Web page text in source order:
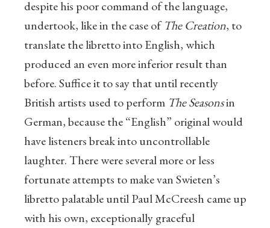
despite his poor command of the language,
undertook, like in the case ofThe Creation, to
translate the libretto into English, which
produced an even more inferior result than
before. Suffice it to say that until recently
British artists used to perform The Seasonsin
German, because the “English” original would
have listeners break into uncontrollable
laughter. There were several more or less
fortunate attempts to make van Swieten’s
libretto palatable until Paul McCreesh came up
with his own, exceptionally graceful